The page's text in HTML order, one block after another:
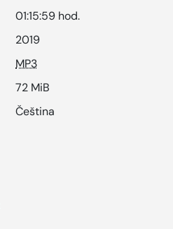
01:15:59 hod.
2019
MP3
72 MiB
Čeština